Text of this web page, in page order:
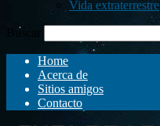
Vida extraterrestre
Buscar
Home
Acerca de
Sitios amigos
Contacto